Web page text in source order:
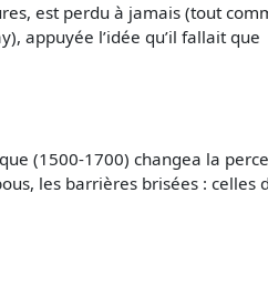
est perdu à jamais (tout
appuyée l’idée qu’il fallait que
(1500-1700) changea la
les barrières brisées : celles